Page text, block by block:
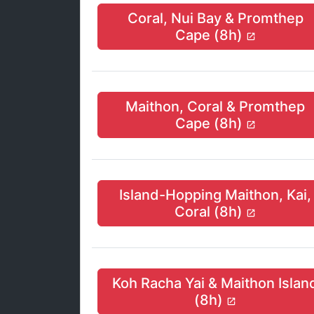
Coral, Nui Bay & Promthep
Cape (8h)
Maithon, Coral & Promthep
Cape (8h)
Island-Hopping Maithon, Kai,
Coral (8h)
Koh Racha Yai & Maithon
(8h)